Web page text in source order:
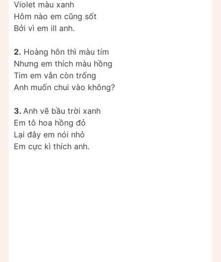
Violet màu xanh
Hôm nào em cũng sốt
Bởi vì em ill anh.
2. Hoàng hôn thì màu tím
Nhưng em thích màu hồng
Tim em vẫn còn trống
Anh muốn chui vào không?
3. Anh vẽ bầu trời xanh
Em tô hoa hồng đỏ
Lại đây em nói nhỏ
Em cực kì thích anh.